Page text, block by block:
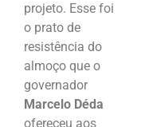
projeto. Esse foi
o prato de
resistência do
almoço que o
governador
Marcelo Déda
ofereceu aos